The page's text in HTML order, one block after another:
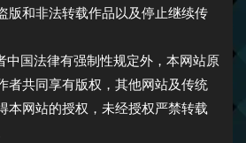
版和非法转载作品以及停止继续传
中国法律有强制性规定外，本网站原
者共同享有版权，其他网站及传统
本网站的授权，未经授权严禁转载